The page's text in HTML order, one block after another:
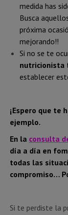
medida has
Busca
próxima
mejorando!!
Si no se te
nutricionista
establecer
¡Espero que te
ejemplo.
En la consulta
día a día en
todas las
compromiso…
Si te perdiste la